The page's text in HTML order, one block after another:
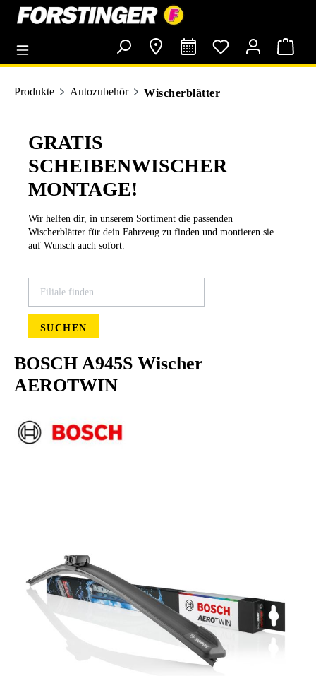
springen
Produkte Autozubehör Wischerblätter
GRATIS
SCHEIBENWISCHER
MONTAGE!
Wir helfen dir, in unserem Sortiment die passenden
Wischerblätter für dein Fahrzeug zu finden und montieren sie
auf Wunsch auch sofort.
SUCHEN
BOSCH A945S Wischer
AEROTWIN